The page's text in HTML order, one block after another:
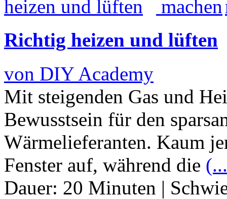
Richtig heizen und lüften
von DIY Academy
Mit steigenden Gas und
Bewusstsein für den
Wärmelieferanten. Kaum
Fenster auf, während die
Dauer: 20 Minuten |